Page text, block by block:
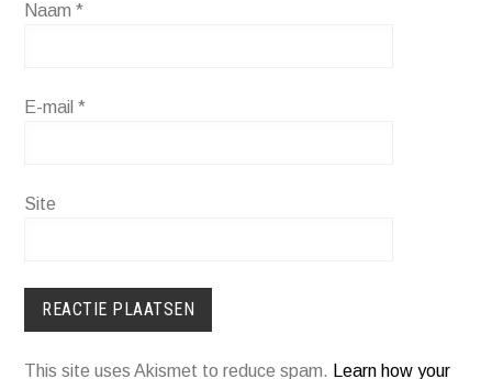
Naam*
E-mail*
Site
This site uses Akismet to reduce spam. Learn how your